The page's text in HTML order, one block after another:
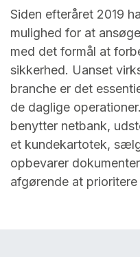
Siden efteråret 2019
mulighed for at
med det formål at
sikkerhed. Uanset
branche er det
de daglige
benytter netbank,
et kundekartotek,
opbevarer
afgørende at prioritere